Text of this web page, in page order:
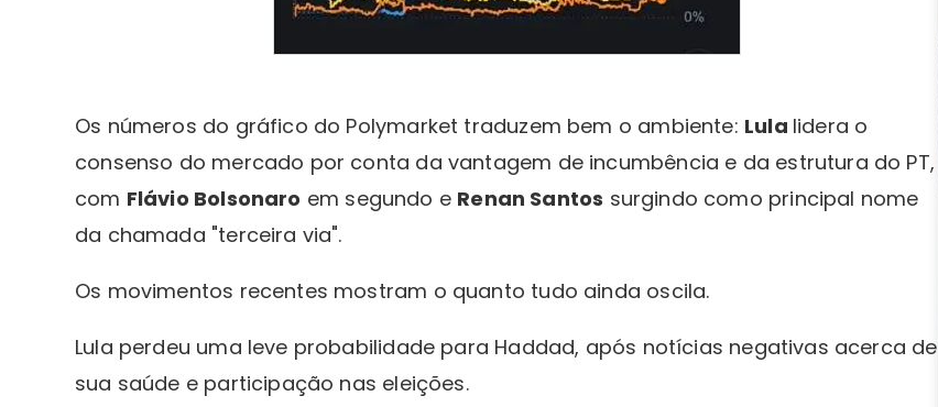
Os números do gráfico do Polymarket traduzem bem o ambiente: Lula lidera o
consenso do mercado por conta da vantagem de incumbência e da estrutura do PT,
com Flávio Bolsonaro em segundo e Renan Santos surgindo como principal nome
da chamada "terceira via".
Os movimentos recentes mostram o quanto tudo ainda oscila.
Lula perdeu uma leve probabilidade para Haddad, após notícias negativas acerca de
sua saúde e participação nas eleições.